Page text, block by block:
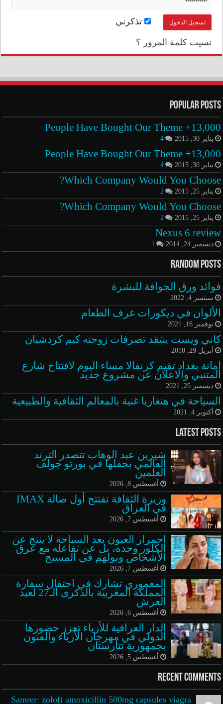
تذكرني
نسيت كلمة المرور ؟
Popular Posts
13,000+ People Have Bought Our Theme
يناير 30, 2015 4
13,000+ People Have Bought Our Theme
يناير 30, 2015 4
Which Company Would You Choose?
يناير 25, 2015 2
Which Company Would You Choose?
يناير 25, 2015 2
Nexus 6 review
ديسمبر 24, 2014 1
Random Posts
فوائد ورق الجوافة للبشرة
سبتمبر 4, 2022
الألوان في ديكورات غرف الطعام
نوفمبر 16, 2021
كاني ويست ينتقد تصرفات زوجته كيم كردشيان
أبريل 29, 2018
امانة بغداد تقيم كرنفالا مساء اليوم لافتتاح شارع
المتنبي والاعلان عن مشروع جديد
ديسمبر 25, 2021
السياحة في هنغاريا غنية بالمعالم الثقافية والطبيعية
أكتوبر 4, 2021
Latest Posts
شيرين عبد الوهاب تتصدر الترند
العالمي بحفلها في بورتو جولف
العلمين
أغسطس 8, 2026
وزيرة الثقافة تفتتح أول صالة IMAX
في العراق
أغسطس 7, 2026
احمرار العيون بعد السباحة لا ينتج عن
الكلور وحده، بل عن تفاعله مع عرق
الأشخاص وبولهم في المسبح
أغسطس 7, 2026
المعموري تشارك في احتفال سفارة
المملكة المغربية بالذكرى الـ27 لعيد
العرش
أغسطس 6, 2026
الدار العراقية للأزياء تعزز حضورها
الدولي في مهرجان الأزياء والفنون
بجمهورية تتارستان
أغسطس 5, 2026
Recent Comments
Samrer: zoloft amoxicillin 500mg capsules viagra